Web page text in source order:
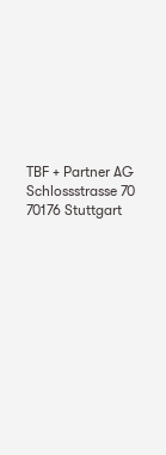
TBF + Partner AG
Schlossstrasse 70
70176 Stuttgart